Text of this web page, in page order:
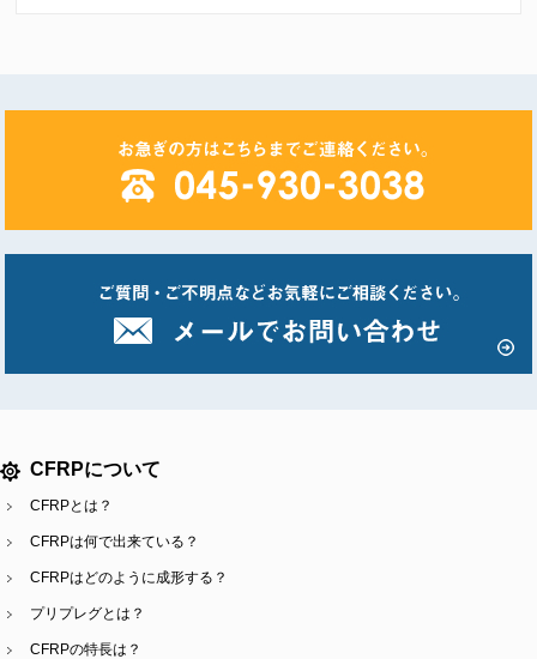
CFRPについて
CFRPとは？
CFRPは何で出来ている？
CFRPはどのように成形する？
プリプレグとは？
CFRPの特長は？